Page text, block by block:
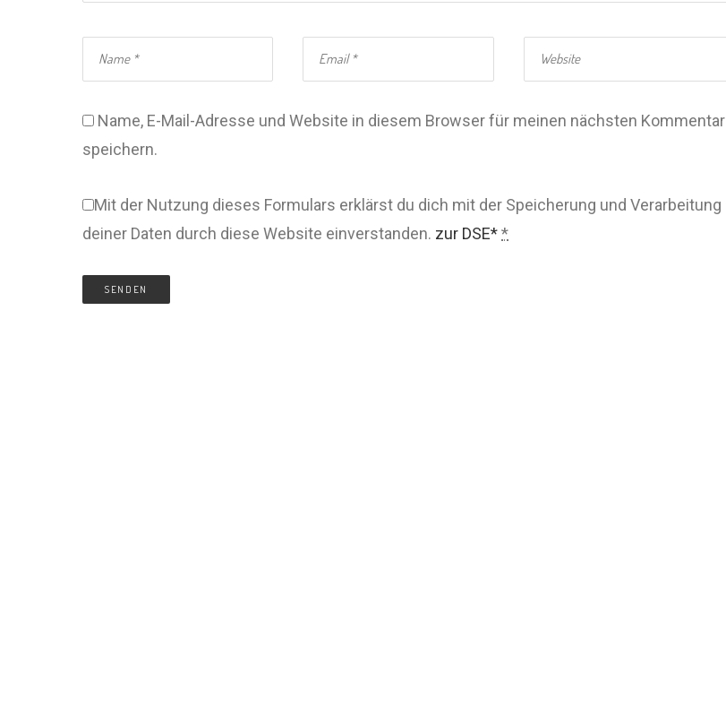
Name, E-Mail-Adresse und Website in diesem Browser für meinen nächsten Kommentar
speichern.
Mit der Nutzung dieses Formulars erklärst du dich mit der Speicherung und Verarbeitung
deiner Daten durch diese Website einverstanden. zur DSE**